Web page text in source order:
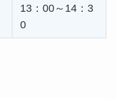
13：00～14：3
0